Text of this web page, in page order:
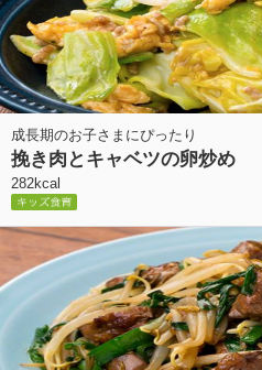
成長期のお子さまにぴったり
挽き肉とキャベツの卵炒め
282kcal